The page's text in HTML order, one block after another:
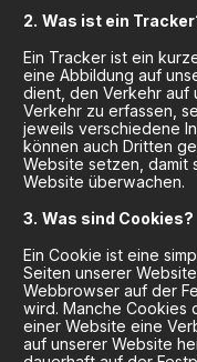
Was ist ein
Ein Tracker ist ein
eine Abbildung auf
dient, den Verkehr auf
Verkehr zu erfassen,
jeweils verschiedene
können auch Dritten
Website setzen, damit
Website überwachen.
Was sind Cookies?
Ein Cookie ist eine
Seiten unserer
Webbrowser auf der
wird. Manche Cookies
einer Website eine
auf unserer Website